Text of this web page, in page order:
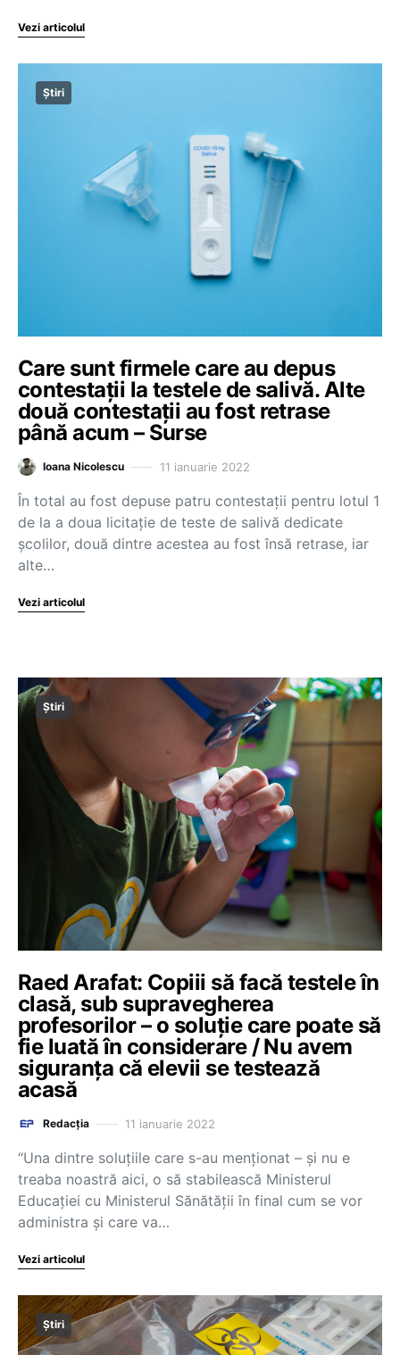
Vezi articolul
Știri
Care sunt firmele care au depus
contestații la testele de salivă. Alte
două contestații au fost retrase
până acum – Surse
Ioana Nicolescu 11 ianuarie 2022
În total au fost depuse patru contestații pentru lotul 1
de la a doua licitație de teste de salivă dedicate
școlilor, două dintre acestea au fost însă retrase, iar
alte…
Vezi articolul
Știri
Raed Arafat: Copiii să facă testele în
clasă, sub supravegherea
profesorilor – o soluție care poate să
fie luată în considerare / Nu avem
siguranța că elevii se testează
acasă
Redacția 11 ianuarie 2022
“Una dintre soluțiile care s-au menționat – și nu e
treaba noastră aici, o să stabilească Ministerul
Educației cu Ministerul Sănătății în final cum se vor
administra și care va…
Vezi articolul
Știri